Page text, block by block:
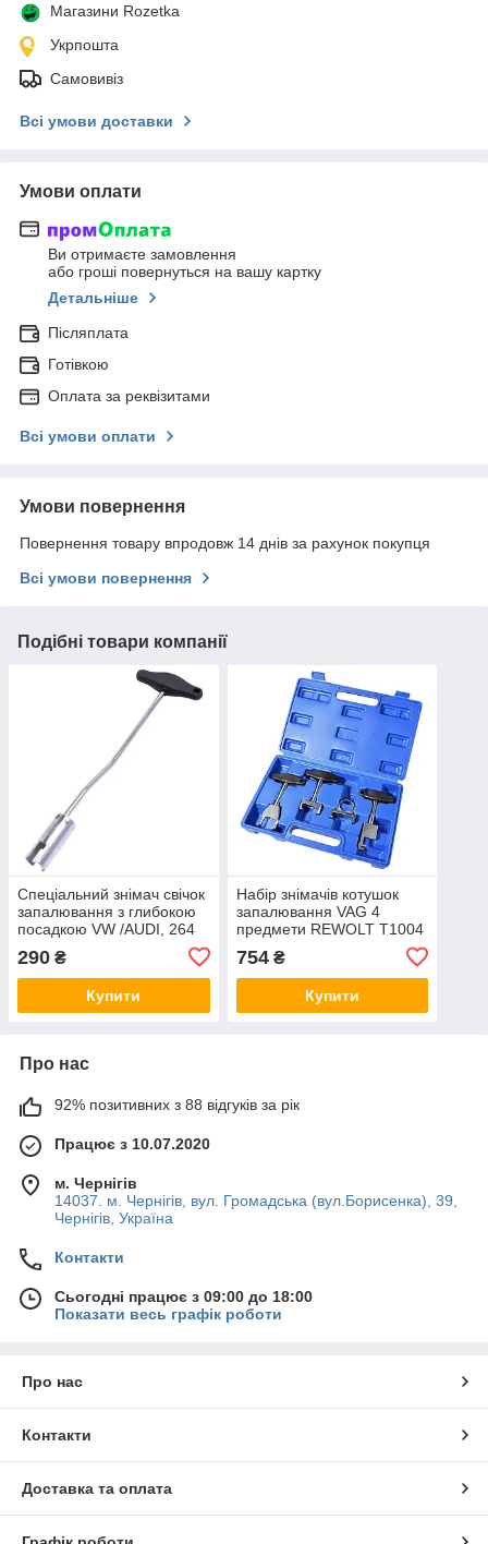
Магазини Rozetka
Укрпошта
Самовивіз
Всі умови доставки
Умови оплати
Ви отримаєте замовлення
або гроші повернуться на вашу картку
Детальніше
Післяплата
Готівкою
Оплата за реквізитами
Всі умови оплати
Умови повернення
Повернення товару впродовж 14 днів за рахунок покупця
Всі умови повернення
Подібні товари компанії
Спеціальний знімач свічок
запалювання з глибокою
посадкою VW /AUDI, 264
290 ₴
Купити
Набір знімачів котушок
запалювання VAG 4
предмети REWOLT T1004
754₴
Купити
Про нас
92% позитивних з 88 відгуків за рік
Працює з 10.07.2020
м. Чернігів
14037. м. Чернігів, вул. Громадська (вул.Борисенка), 39,
Чернігів, Україна
Контакти
Сьогодні працює з 09:00 до 18:00
Показати весь графік роботи
Про нас
Контакти
Доставка та оплата